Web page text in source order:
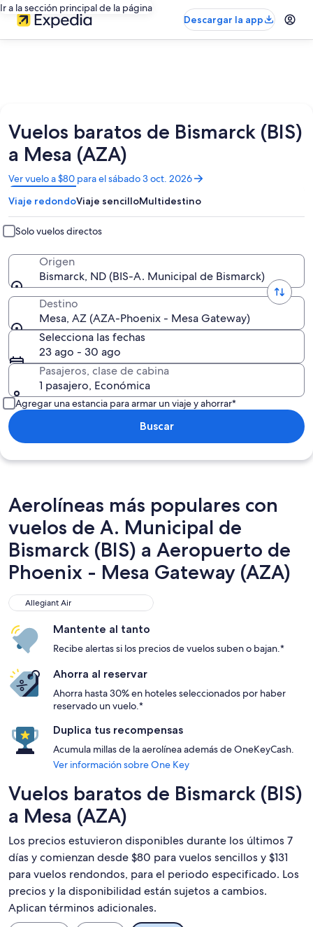
Ir a la sección principal de la página
Descargar la app
Vuelos baratos de Bismarck (BIS)
a Mesa (AZA)
Ver vuelo a $80 para el sábado 3 oct. 2026
Se
abrirá
en
una
nueva
ventana
Viaje redondoViaje sencilloMultidestino
Solo vuelos directos
Origen
Bismarck, ND (BIS-A. Municipal de Bismarck)
Destino
Mesa, AZ (AZA-Phoenix - Mesa Gateway)
Selecciona las fechas
23 ago - 30 ago
Pasajeros, clase de cabina
1 pasajero, Económica
Agregar una estancia para armar un viaje y ahorrar*
Buscar
Aerolíneas más populares con
vuelos de A. Municipal de
Bismarck (BIS) a Aeropuerto de
Phoenix - Mesa Gateway (AZA)
Allegiant Air
Allegiant Air
Mantente al tanto
Recibe alertas si los precios de vuelos suben o bajan.*
Ahorra al reservar
Ahorra hasta 30% en hoteles seleccionados por haber
reservado un vuelo.*
Duplica tus recompensas
Acumula millas de la aerolínea además de OneKeyCash.
Ver información sobre One Key
Vuelos baratos de Bismarck (BIS)
a Mesa (AZA)
Los precios estuvieron disponibles durante los últimos 7
días y comienzan desde $80 para vuelos sencillos y $131
para vuelos rendondos, para el periodo especificado. Los
precios y la disponibilidad están sujetos a cambios.
Aplican términos adicionales.